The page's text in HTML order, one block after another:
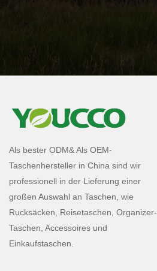
Als bester ODM& Als OEM-
Taschenhersteller in China sind wir
professionell in der Lieferung einer
großen Auswahl an Taschen, wie
Rucksäcken, Reisetaschen, Organizer-
Taschen, Accessoires und
Einkaufstaschen.